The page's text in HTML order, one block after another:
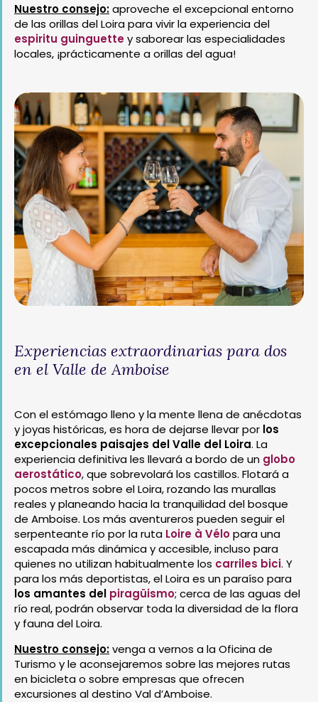
Nuestro consejo:aproveche el excepcional entorno
de las orillas del Loira para vivir la experiencia del
espiritu guinguettey saborear las especialidades
locales, ¡prácticamente a orillas del agua!
Experiencias extraordinarias para dos
en el Valle de Amboise
Con el estómago lleno y la mente llena de anécdotas
y joyas históricas, es hora de dejarse llevar por los
excepcionales paisajes del Valle del Loira. La
experiencia definitiva les llevará a bordo de un globo
aerostático, que sobrevolará los castillos. Flotará a
pocos metros sobre el Loira, rozando las murallas
reales y planeando hacia la tranquilidad del bosque
de Amboise. Los más aventureros pueden seguir el
serpenteante río por la ruta Loire à Vélopara una
escapada más dinámica y accesible, incluso para
quienes no utilizan habitualmente los carriles bici. Y
para los más deportistas, el Loira es un paraíso para
los amantes del piragüismo; cerca de las aguas del
río real, podrán observar toda la diversidad de la flora
y fauna del Loira.
Nuestro consejo:venga a vernos a la Oficina de
Turismo y le aconsejaremos sobre las mejores rutas
en bicicleta o sobre empresas que ofrecen
excursiones al destino Val d’Amboise.